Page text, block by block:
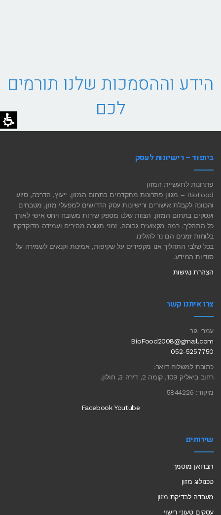
הידע וההסמכות שלנו תורמים
לכם
ביופוד – רישיונות לעסק
פתרונות לתעשיית המזון
BioFood – מגוון פתרונות מתקדמים בתחום המזון. ייעוץ, הדרכה, סיוע
והכוונה לקבלת אישורים ורישיונות עסק הדרושים למפעלי מזון, מטבחים
ועסקים בתחום המזון. הצוות שלנו מספק שירות משובח ויחס אישי לאורך
כל התהליך. רמה מקצועית גבוהה, זמני תגובה מהירים ועמידה מדוקדקת
בלוחות זמנים הם נר לרגלינו.
בכל שלבי התהליך אנו מקפידים על שקיפות, אמינות וקנאים לשמירה על
סודיות המידע.
הצהרת נגישות
צרו איתנו קשר
עמרי גור
BioFood2008@gmail.com
052-5257750
כתובת למשלוח דואר:
רחוב ביאליק 109, קומה 2, דירה 3, חולון.
מיקוד: 5844226
Facebook Youtube
שירותים
תברואן מוסמך
טכנולוג מזון
מעבדה לבדיקת מזון
עסקים טעוני רישוי